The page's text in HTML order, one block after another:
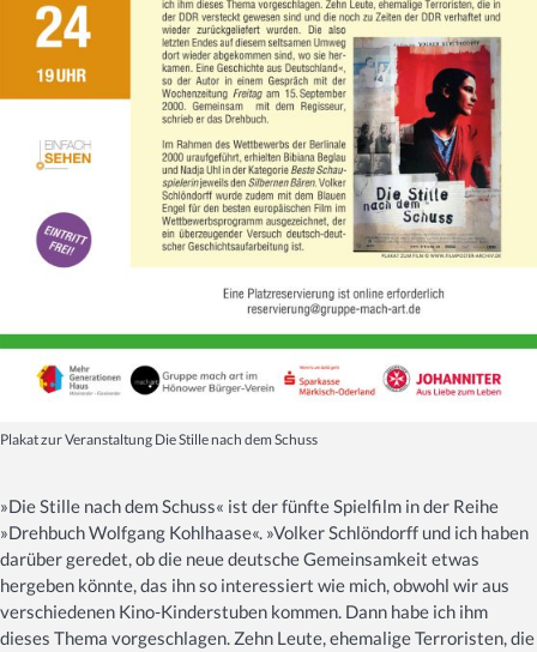
Plakat zur Veranstaltung Die Stille nach dem Schuss
»Die Stille nach dem Schuss« ist der fünfte Spielfilm in der Reihe
»Drehbuch Wolfgang Kohlhaase«. »Volker Schlöndorff und ich haben
darüber geredet, ob die neue deutsche Gemeinsamkeit etwas
hergeben könnte, das ihn so interessiert wie mich, obwohl wir aus
verschiedenen Kino-Kinderstuben kommen. Dann habe ich ihm
dieses Thema vorgeschlagen. Zehn Leute, ehemalige Terroristen, die